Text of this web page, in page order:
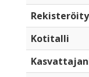
Rekisteröity
Kotitalli